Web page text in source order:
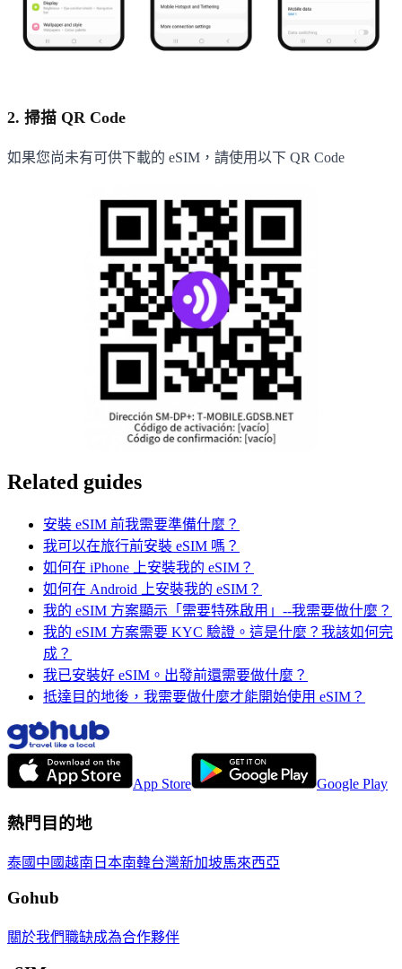
2. 掃描 QR Code
如果您尚未有可供下載的 eSIM，請使用以下 QR Code
Related guides
安裝 eSIM 前我需要準備什麼？
我可以在旅行前安裝 eSIM 嗎？
如何在 iPhone 上安裝我的 eSIM？
如何在 Android 上安裝我的 eSIM？
我的 eSIM 方案顯示「需要特殊啟用」--我需要做什麼？
我的 eSIM 方案需要 KYC 驗證。這是什麼？我該如何完
成？
我已安裝好 eSIM。出發前還需要做什麼？
抵達目的地後，我需要做什麼才能開始使用 eSIM？
App Store Google Play
熱門目的地
泰國 中國越南 日本南韓台灣新加坡馬來西亞
Gohub
關於我們職缺成為合作夥伴